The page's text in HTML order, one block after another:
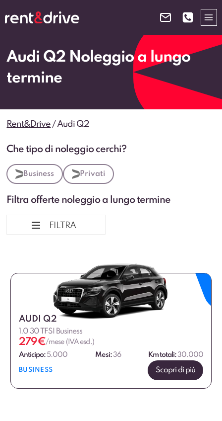
al
Audi Q2 Noleggio a lungo
termine
Rent&Drive /Audi Q2
Che tipo di noleggio cerchi?
Business Privati
Filtra offerte noleggio a lungo termine
FILTRA
Tipologia veicolo
Alimentazione
Fascia di prezzo
€
AUDI Q2
1.0 30 TFSI Business
279€/mese (IVA escl.)
Anticipo:5.000 Mesi:36 Km totali:30.000
BUSINESS Scopri di più